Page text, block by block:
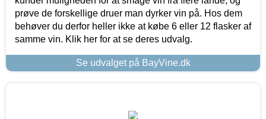
prøve de forskellige druer man dyrker vin på. Hos dem
behøver du derfor heller ikke at købe 6 eller 12 flasker af
samme vin. Klik her for at se deres udvalg.
Se udvalget på BayVine.dk